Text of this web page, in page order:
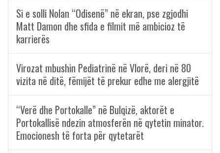
Si e solli Nolan “Odisenë” në ekran, pse zgjodhi
Matt Damon dhe sfida e filmit më ambicioz të
karrierës
Virozat mbushin Pediatrinë në Vlorë, deri në 80
vizita në ditë, fëmijët të prekur edhe me alergjitë
“Verë dhe Portokalle” në Bulqizë, aktorët e
Portokallisë ndezin atmosferën në qytetin minator.
Emocionesh të forta për qytetarët